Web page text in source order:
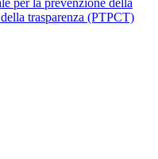
per la prevenzione della
trasparenza (PTPCT)